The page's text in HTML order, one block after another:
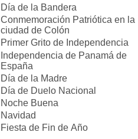
Día de la Bandera
Conmemoración Patriótica en la
ciudad de Colón
Primer Grito de Independencia
Independencia de Panamá de
España
Día de la Madre
Día de Duelo Nacional
Noche Buena
Navidad
Fiesta de Fin de Año